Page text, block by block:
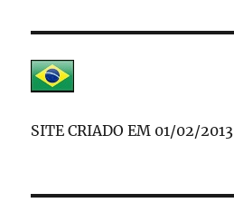
SITE CRIADO EM 01/02/2013